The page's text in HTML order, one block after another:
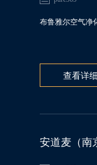
布鲁雅尔空气净
查看详细
安道麦（南